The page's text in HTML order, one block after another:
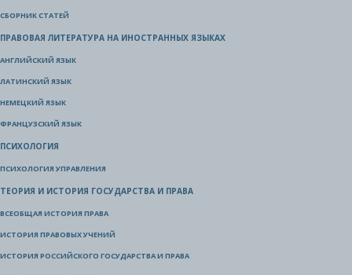
СБОРНИК СТАТЕЙ
ПРАВОВАЯ ЛИТЕРАТУРА НА ИНОСТРАННЫХ ЯЗЫКАХ
АНГЛИЙСКИЙ ЯЗЫК
ЛАТИНСКИЙ ЯЗЫК
НЕМЕЦКИЙ ЯЗЫК
ФРАНЦУЗСКИЙ ЯЗЫК
ПСИХОЛОГИЯ
ПСИХОЛОГИЯ УПРАВЛЕНИЯ
ТЕОРИЯ И ИСТОРИЯ ГОСУДАРСТВА И ПРАВА
ВСЕОБЩАЯ ИСТОРИЯ ПРАВА
ИСТОРИЯ ПРАВОВЫХ УЧЕНИЙ
ИСТОРИЯ РОССИЙСКОГО ГОСУДАРСТВА И ПРАВА